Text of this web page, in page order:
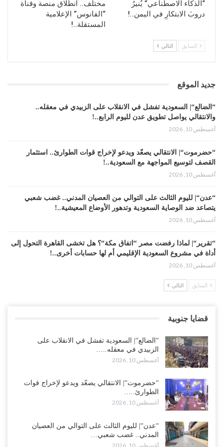
“الذكاء الاصطناعي“ يُنيرُ
دروبَ الابتكارِ في اليمن..!
مختلف.. انطلاق منصة وقناة
“الفانوس“ الإعلامية
المستقلة..!
السابق التالي
جديد الموقع
“الضالع“| السعودية تفشل في الانقلاب على الزبيدي في معقله..
والانتقالي يواصل تطويق عدن لليوم الرابع..!
أغسطس 10, 2026
“حضرموت“| الانتقالي يصعّد ويدعو لإخراج قوات الطوارئ.. استثمار
القصف لتوسيع المواجهة مع السعودية..!
أغسطس 10, 2026
“عدن“| لليوم الثالث على التوالي من العصيان المدني.. غضب شعبي
يتصاعد ضد الوصاية السعودية وتدهور الأوضاع المعيشية..!
أغسطس 10, 2026
“تقرير“| لماذا رفضت مصر “اتفاق مكة“؟ هل تخشى القاهرة التحول إلى
أداة في مشروع السعودية الإقليمي أم لها حسابات أخرى..!
أغسطس 10, 2026
واشنطن تستنجد بتحالفات السعودية في البحر الأحمر.. ضربات صنعاء
مقرّب من أرامكو يفتح باب التنصل من المسؤولية..!
أغسطس 10, 2026
“مقالات“| قِفْ.. لَا تَعْبَثْ مَعِي..!
أغسطس 10, 2026
للإمارات بتدبير “تحالف الجنوب والشمال“..!
أغسطس 9, 2026
السابق التالي
قضايا جنوبية
“الضالع“| السعودية تفشل في الانقلاب على
الزبيدي في معقله..…
أغسطس 10, 2026
“حضرموت“| الانتقالي يصعّد ويدعو لإخراج قوات
الطوارئ..…
أغسطس 10, 2026
“عدن“| لليوم الثالث على التوالي من العصيان
المدني.. غضب شعبي…
أغسطس 10, 2026